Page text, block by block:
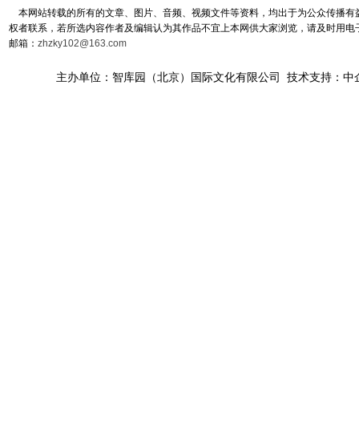
本网站转载的所有的文章、图片、音频、视频文件等资料，均出于为公众传播
权者联系，若所选内容作者及编辑认为其作品不宜上本网供大家浏览，请及时用
邮箱： zhzky102@163.com
主办单位：智库园（北京）国际文化有限公司 技术支持：